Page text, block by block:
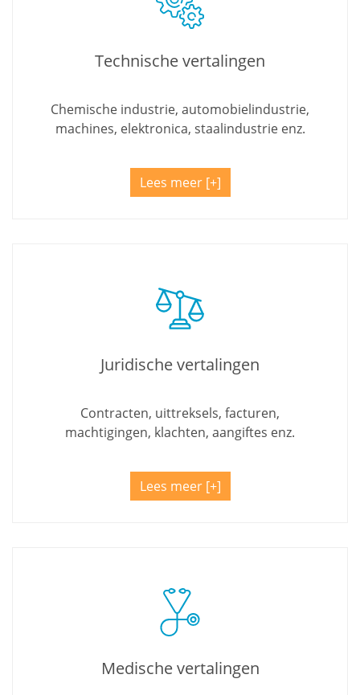
Technische vertalingen
Chemische industrie, automobielindustrie,
machines, elektronica, staalindustrie enz.
Lees meer
Juridische vertalingen
Contracten, uittreksels, facturen,
machtigingen, klachten, aangiftes enz.
Lees meer
Medische vertalingen